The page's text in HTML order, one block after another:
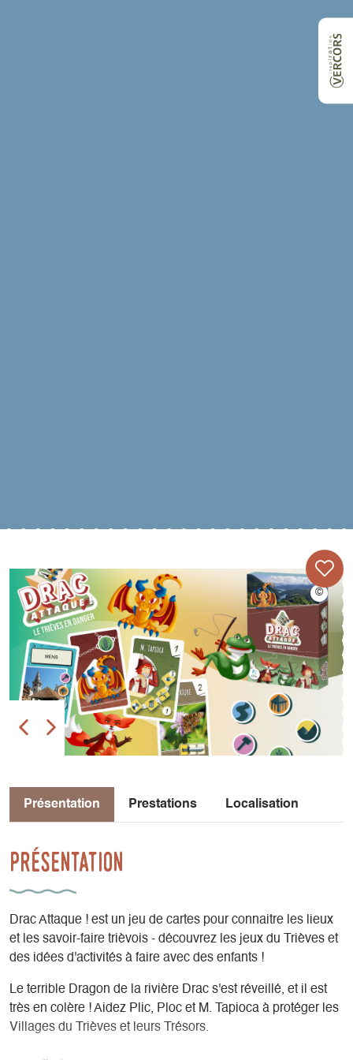
Présentation Prestations Localisation
Présentation
Drac Attaque ! est un jeu de cartes pour connaitre les lieux
et les savoir-faire trièvois - découvrez les jeux du Trièves et
des idées d'activités à faire avec des enfants !
Le terrible Dragon de la rivière Drac s'est réveillé, et il est
très en colère ! Aidez Plic, Ploc et M. Tapioca à protéger les
Villages du Trièves et leurs Trésors.